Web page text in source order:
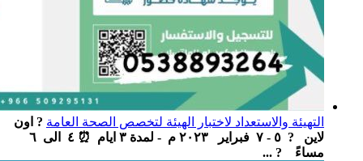
التهيئة والاستعداد لاختبار الهيئة لتخصص الصحة العامة ? اون
لاين ‏ ‏ ? ٥ - ٧ فبراير ٢٠٢٣ م - لمدة ٣ ايام ‏ ⏰ ٤ الى ٦
مساءً ‏ ? ...